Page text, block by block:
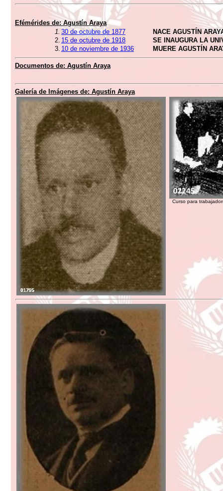
Efémérides de:Agustín Araya
1. 30 de octubre de 1877
NACE AGUSTÍN
2. 15 de octubre de 1918
SE INAUGURA LA
3. 10 de noviembre de 1936 MUERE AGUSTÍN
Documentos de: Agustín Araya
Galería de Imágenes de: Agustín Araya
Curso para